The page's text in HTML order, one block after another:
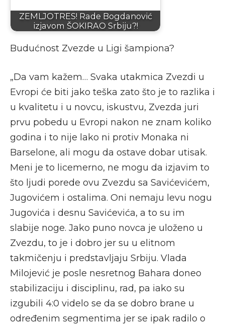
ZEMLJOTRES! Rade Bogdanović
izjavom ŠOKIRAO Srbiju?!
Budućnost Zvezde u Ligi šampiona?
„Da vam kažem… Svaka utakmica Zvezdi u
Evropi će biti jako teška zato što je to razlika i
u kvalitetu i u novcu, iskustvu, Zvezda juri
prvu pobedu u Evropi nakon ne znam koliko
godina i to nije lako ni protiv Monaka ni
Barselone, ali mogu da ostave dobar utisak.
Meni je to licemerno, ne mogu da izjavim to
što ljudi porede ovu Zvezdu sa Savićevićem,
Jugovićem i ostalima. Oni nemaju levu nogu
Jugovića i desnu Savićevića, a to su im
slabije noge. Jako puno novca je uloženo u
Zvezdu, to je i dobro jer su u elitnom
takmičenju i predstavljaju Srbiju. Vlada
Milojević je posle nesretnog Bahara doneo
stabilizaciju i disciplinu, rad, pa iako su
izgubili 4:0 videlo se da se dobro brane u
određenim segmentima jer se ipak radilo o